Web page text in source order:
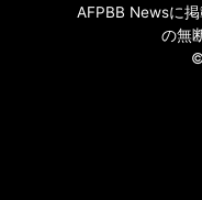
AFPBB Newsに
の無